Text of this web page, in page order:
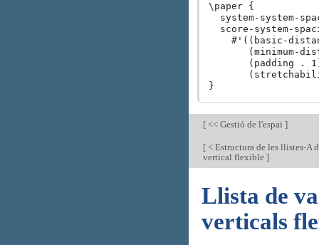
\paper {
system-system-
score-system-
#'((basic-
(minimum-
(padding .
[<< Gestió de l'espai ]
[< Estructura de les llistes-A
vertical flexible ]
Llista de
verticals